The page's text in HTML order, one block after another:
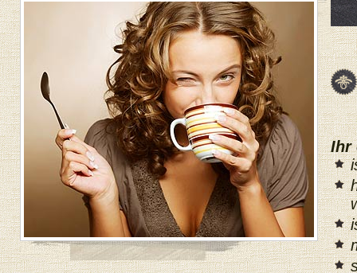
Vorname:
Firma:
Telefon:
E-Mail:
Ihr